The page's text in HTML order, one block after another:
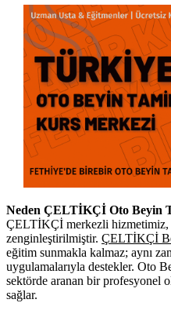
Neden ÇELTİKÇİ Oto Beyin
ÇELTİKÇİ merkezli
zenginleştirilmiştir. ÇELTİKÇİ
eğitim sunmakla kalmaz; aynı
uygulamalarıyla destekler. Oto
sektörde aranan bir profesyonel
sağlar.